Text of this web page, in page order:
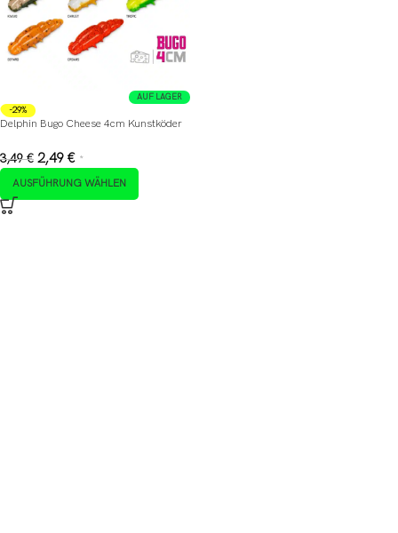
AUF LAGER
-29%
Delphin Bugo Cheese 4cm Kunstköder
3,49€ 2,49 € *
AUSFÜHRUNG WÄHLEN